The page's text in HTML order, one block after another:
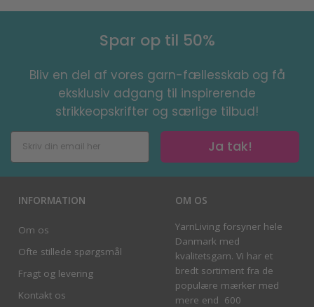
Spar op til 50%
Bliv en del af vores garn-fællesskab og få
eksklusiv adgang til inspirerende
strikkeopskrifter og særlige tilbud!
Ja tak!
INFORMATION
Om os
Ofte stillede spørgsmål
Fragt og levering
Kontakt os
OM OS
YarnLiving forsyner hele
Danmark med
kvalitetsgarn. Vi har et
bredt sortiment fra de
populære mærker med
mere end 600